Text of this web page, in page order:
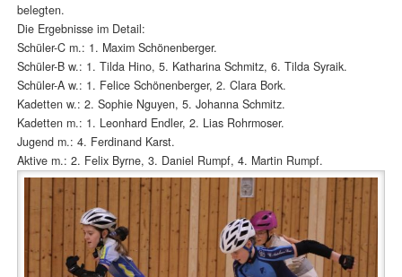
belegten.
Die Ergebnisse im Detail:
Schüler-C m.: 1. Maxim Schönenberger.
Schüler-B w.: 1. Tilda Hino, 5. Katharina Schmitz, 6. Tilda Syraik.
Schüler-A w.: 1. Felice Schönenberger, 2. Clara Bork.
Kadetten w.: 2. Sophie Nguyen, 5. Johanna Schmitz.
Kadetten m.: 1. Leonhard Endler, 2. Lias Rohrmoser.
Jugend m.: 4. Ferdinand Karst.
Aktive m.: 2. Felix Byrne, 3. Daniel Rumpf, 4. Martin Rumpf.